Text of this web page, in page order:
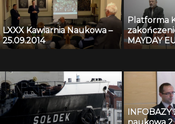
LXXX Kawiarnia Naukowa –
25.09.2014
Platforma
MAYDAY
INFOBAZY
naukowa 2